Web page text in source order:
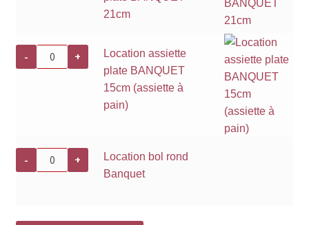
21cm
-
quantité
Location
pain)
+
Location assiette
plate BANQUET
15cm (assiette à
pain)
-
quantité
Location
+
Location bol rond
Banquet